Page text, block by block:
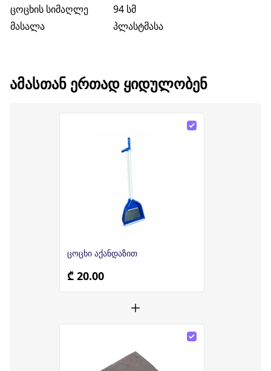
ცოცხის სიმაღლე
94 სმ
მასალა
პლასტმასა
ᲐᲛᲐᲡᲗᲐᲜ ᲔᲠᲗᲐᲓ ᲧᲘᲓᲣᲚᲝᲑᲔᲜ
ცოცხი აქანდაზით
₾ 20.00